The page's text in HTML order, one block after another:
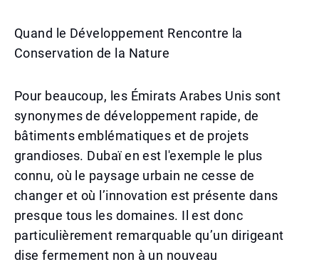
Quand le Développement Rencontre la
Conservation de la Nature
Pour beaucoup, les Émirats Arabes Unis sont
synonymes de développement rapide, de
bâtiments emblématiques et de projets
grandioses. Dubaï en est l'exemple le plus
connu, où le paysage urbain ne cesse de
changer et où l’innovation est présente dans
presque tous les domaines. Il est donc
particulièrement remarquable qu’un dirigeant
dise fermement non à un nouveau